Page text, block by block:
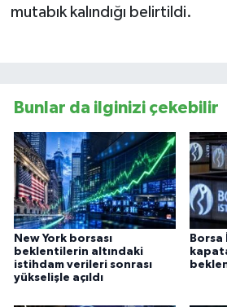
mutabık kalındığı belirtildi.
Bunlar da ilginizi çekebilir
New York borsası
beklentilerin altındaki
istihdam verileri sonrası
yükselişle açıldı
Borsa